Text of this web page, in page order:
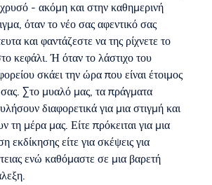
- ακόμη και στην καθημερινή
όταν το νέο σας αφεντικό σας
και φαντάζεστε να της ρίχνετε το
κεφάλι. Ή όταν το λάστιχο του
σκάει την ώρα που είναι έτοιμος
Στο μυαλό μας, τα πράγματα
διαφορετικά για μια στιγμή και
τη μέρα μας. Είτε πρόκειται για μια
εκδίκησης είτε για σκέψεις για
ενώ καθόμαστε σε μια βαρετή